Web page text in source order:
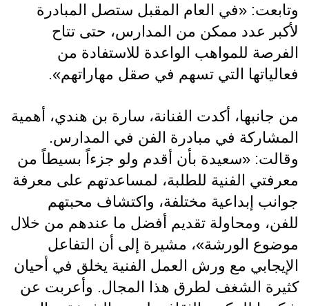
وتابعت: «في العام المقبل ستصل المبادرة
لأكبر عدد ممكن من المدارس، حتى تتاح
الفرصة للمواهب الواعدة للاستفادة من
فعالياتها التي تسهم في صقل مهاراتهم».
من جانبها، أكدت الفنانة، سارة بن هندي، أهمية
المشاركة في مبادرة الفن في المدارس.
وقالت: «سعيدة بأن أقدم ولو جزءاً بسيطاً من
معرفتي الفنية للطلبة، لمساعدتهم على معرفة
جوانب إبداعية مختلفة، واكتشاف محبتهم
للفن، ومحاولة تقديم أفضل ما عندهم من خلال
موضوع الورشة»، مشيرة إلى أن التفاعل
الإيجابي مع ورش العمل الفنية يخلق في أحيان
كثيرة الشغف لطرق هذا المجال. وأعربت عن